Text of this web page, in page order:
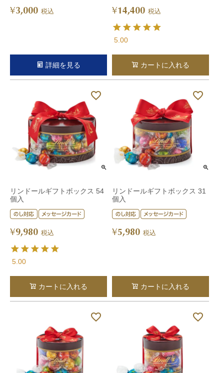
¥3,000 税込
詳細を見る
¥14,400 税込
5.00
カートに入れる
リンドールギフトボックス 54
個入
¥9,980 税込
5.00
カートに入れる
リンドールギフトボックス 31
個入
¥5,980 税込
カートに入れる